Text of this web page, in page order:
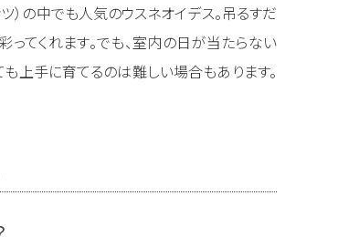
）の中でも人気のウスネオイデス。吊るすだ
てくれます。でも、室内の日が当たらない
上手に育てるのは難しい場合もあります。